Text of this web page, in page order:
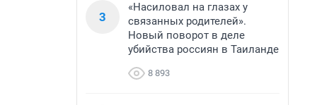
3
«Насиловал на глазах у
связанных родителей».
Новый поворот в деле
убийства россиян в Таиланде
8 893